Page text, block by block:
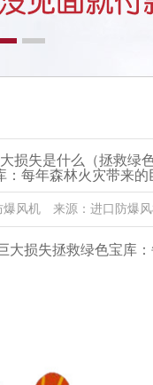
损失是什么（拯救绿
：每年森林火灾带来
爆风机 来源：进口防爆
大损失拯救绿色宝库